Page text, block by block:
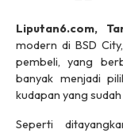
Liputan6.com,
modern di BSD
pembeli, yang
banyak menjadi
kudapan yang
Seperti